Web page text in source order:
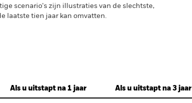
scenario's zijn illustraties van de slechtste,
laatste tien jaar kan omvatten.
Als u uitstapt na 1 jaar Als u uitstapt na 3 jaar